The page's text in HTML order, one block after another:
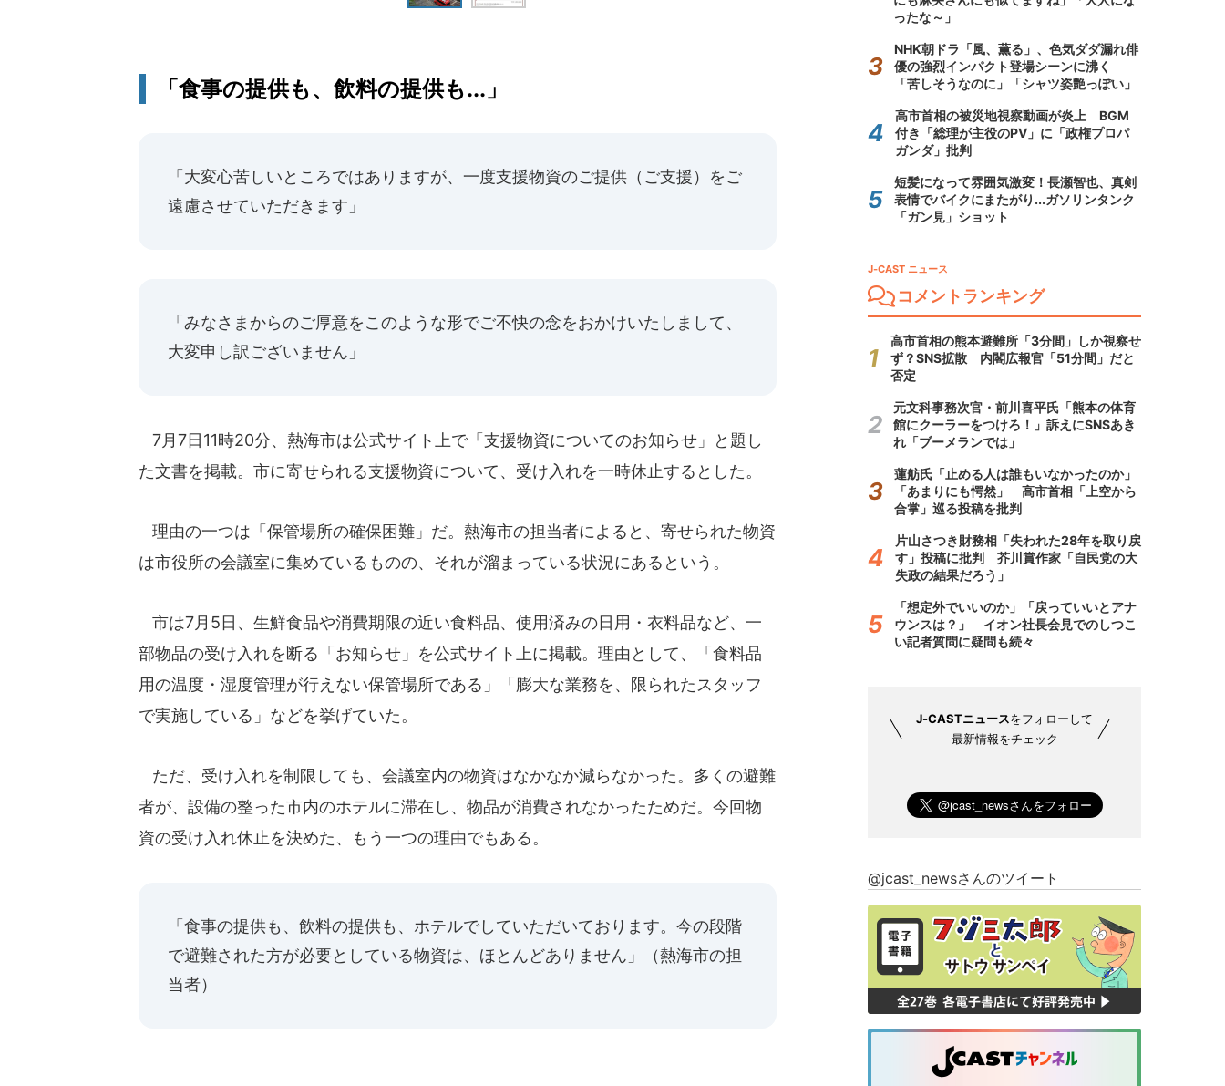
「食事の提供も、飲料の提供も...」
「大変心苦しいところではありますが、一度支援物資のご提供（ご支援）をご
遠慮させていただきます」
「みなさまからのご厚意をこのような形でご不快の念をおかけいたしまして、
大変申し訳ございません」
7月7日11時20分、熱海市は公式サイト上で「支援物資についてのお知らせ」と題し
た文書を掲載。市に寄せられる支援物資について、受け入れを一時休止するとした。
理由の一つは「保管場所の確保困難」だ。熱海市の担当者によると、寄せられた物資
は市役所の会議室に集めているものの、それが溜まっている状況にあるという。
市は7月5日、生鮮食品や消費期限の近い食料品、使用済みの日用・衣料品など、一
部物品の受け入れを断る「お知らせ」を公式サイト上に掲載。理由として、「食料品
用の温度・湿度管理が行えない保管場所である」「膨大な業務を、限られたスタッフ
で実施している」などを挙げていた。
ただ、受け入れを制限しても、会議室内の物資はなかなか減らなかった。多くの避難
者が、設備の整った市内のホテルに滞在し、物品が消費されなかったためだ。今回物
資の受け入れ休止を決めた、もう一つの理由でもある。
「食事の提供も、飲料の提供も、ホテルでしていただいております。今の段階
で避難された方が必要としている物資は、ほとんどありません」（熱海市の担
当者）
ったな～」
NHK朝ドラ「風、薫る」、色気ダダ漏れ俳
優の強烈インパクト登場シーンに沸く
「苦しそうなのに」「シャツ姿艶っぽい」
高市首相の被災地視察動画が炎上 BGM
付き「総理が主役のPV」に「政権プロパ
ガンダ」批判
短髪になって雰囲気激変！長瀬智也、真剣
表情でバイクにまたがり...ガソリンタンク
「ガン見」ショット
J-CAST ニュース
コメントランキング
高市首相の熊本避難所「3分間」しか視察せ
ず？SNS拡散 内閣広報官「51分間」だと
否定
元文科事務次官・前川喜平氏「熊本の体育
館にクーラーをつけろ！」訴えにSNSあき
れ「ブーメランでは」
蓮舫氏「止める人は誰もいなかったのか」
「あまりにも愕然」 高市首相「上空から
合掌」巡る投稿を批判
片山さつき財務相「失われた28年を取り戻
す」投稿に批判 芥川賞作家「自民党の大
失政の結果だろう」
「想定外でいいのか」「戻っていいとアナ
ウンスは？」 イオン社長会見でのしつこ
い記者質問に疑問も続々
J-CASTニュースをフォローして
最新情報をチェック
@jcast_newsさんのツイート